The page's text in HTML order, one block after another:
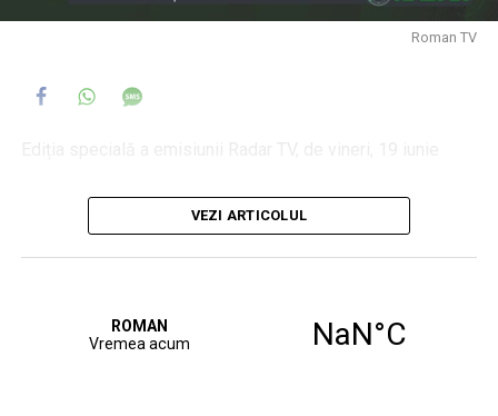
Roman TV
invitat: Vlad Angheluță, director Apa Serv Neamț
moderator: Daniel Muraru
și apă uzată
Când vor începe lucrările și în cât timp trebuie finalizate
VEZI ARTICOLUL